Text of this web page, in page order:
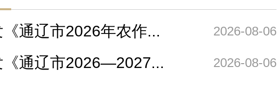
通辽市2026年农作... 2026-08-06
《通辽市2026—2027... 2026-08-06